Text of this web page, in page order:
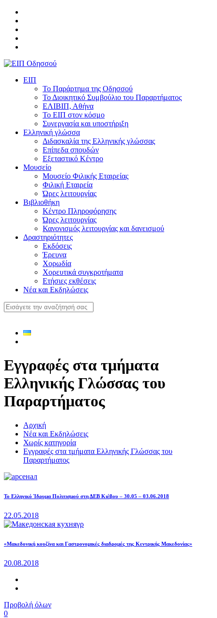
ΕΙΠ
Το Παράρτημα της Οδησσού
Το Διοικητικό Συμβούλιο του Παραρτήματος
ΕΛΙΒΙΠ, Αθήνα
Το ΕΙΠ στον κόσμο
Συνεργασία και υποστήριξη
Ελληνική γλώσσα
Διδασκαλία της Ελληνικής γλώσσας
Επίπεδα σπουδών
Εξεταστικό Κέντρο
Μουσείο
Μουσείο Φιλικής Εταιρείας
Φιλική Εταιρεία
Ώρες λειτουργίας
Βιβλιοθήκη
Κέντρο Πληροφόρησης
Ώρες λειτουργίας
Κανονισμός λειτουργίας και δανεισμού
Δραστηριότητες
Εκδόσεις
Έρευνα
Χορωδία
Χορευτικά συγκροτήματα
Ετήσιες εκθέσεις
Νέα και Εκδηλώσεις
Εγγραφές στα τμήματα
Ελληνικής Γλώσσας του
Παραρτήματος
Αρχική
Νέα και Εκδηλώσεις
Χωρίς κατηγορία
Εγγραφές στα τμήματα Ελληνικής Γλώσσας του
Παραρτήματος
Το Ελληνικό Ίδρυμα Πολιτισμού στη ΔΕΒ Κιέβου – 30.05 – 03.06.2018
22.05.2018
«Μακεδονική κουζίνα και Γαστρονομικές διαδρομές της Κεντρικής Μακεδονίας»
20.08.2018
Προβολή όλων
0